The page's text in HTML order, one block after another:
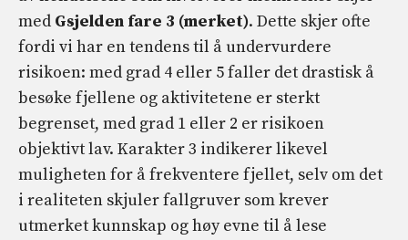
med Gsjelden fare 3 (merket). Dette skjer ofte
fordi vi har en tendens til å undervurdere
risikoen: med grad 4 eller 5 faller det drastisk å
besøke fjellene og aktivitetene er sterkt
begrenset, med grad 1 eller 2 er risikoen
objektivt lav. Karakter 3 indikerer likevel
muligheten for å frekventere fjellet, selv om det
i realiteten skjuler fallgruver som krever
utmerket kunnskap og høy evne til å lese